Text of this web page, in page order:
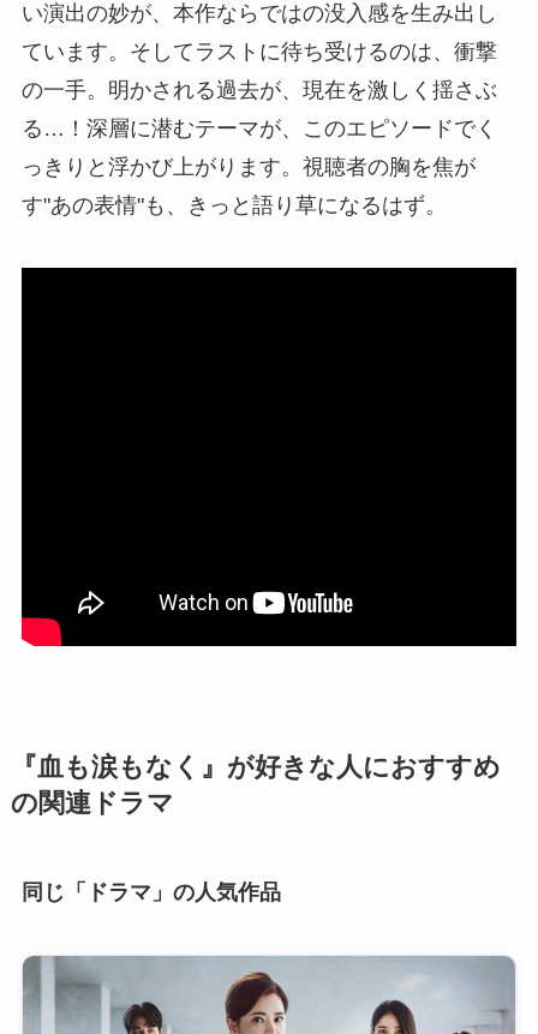
い演出の妙が、本作ならではの没入感を生み出し
ています。そしてラストに待ち受けるのは、衝撃
の一手。明かされる過去が、現在を激しく揺さぶ
る…！深層に潜むテーマが、このエピソードでく
っきりと浮かび上がります。視聴者の胸を焦が
す"あの表情"も、きっと語り草になるはず。
『血も涙もなく』が好きな人におすすめ
の関連ドラマ
同じ「ドラマ」の人気作品